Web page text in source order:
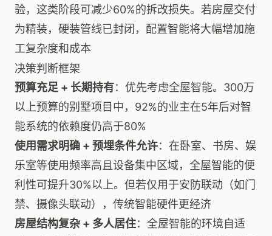
验，这类阶段可减少60%的拆改损失。若房屋交付
为精装，硬装管线已封闭，配置智能将大幅增加施
工复杂度和成本
决策判断框架
预算充足 + 长期持有：优先考虑全屋智能。300万
以上预算的别墅项目中，92%的业主在5年后对智
能系统的依赖度仍高于80%
使用需求明确 + 预埋条件允许：在卧室、书房、娱
乐室等使用频率高且设备集中区域，全屋智能的便
利性可提升30%以上。但若仅用于安防联动（如门
禁、摄像头联动），传统智能硬件更经济
房屋结构复杂 + 多人居住：全屋智能的环境自适